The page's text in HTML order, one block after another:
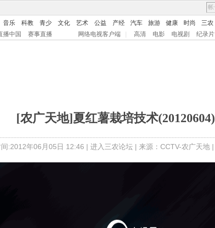
音乐 科教 青少 文化 艺术 公益 产经 汽车 旅游 健康 时尚 三农
播中国 赛事直播 网络电视客户端 高清 电影 电视剧 纪录片
[农广天地]夏红薯栽培技术(20120604)
间:2012年06月05日 12:46 | 进入三农论坛 | 来源：CCTV-农广天地 |